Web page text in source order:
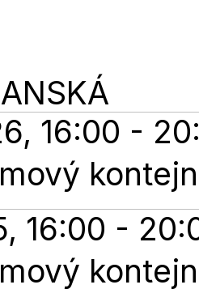
16:00 -
16:00 -